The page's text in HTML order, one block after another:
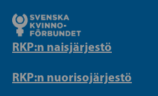
RKP:n naisjärjestö
RKP:n nuorisojärjestö